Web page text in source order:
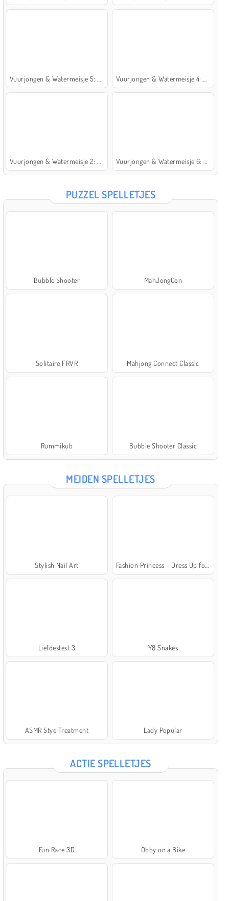
PUZZEL SPELLETJES
Bubble Shooter MahJongCon
Solitaire FRVR Mahjong Connect Classic
Rummikub Bubble Shooter Classic
MEIDEN SPELLETJES
Stylish Nail Art
Liefdestest 3 Y8 Snakes
ASMR Stye Treatment Lady Popular
ACTIE SPELLETJES
Fun Race 3D Obby on a Bike